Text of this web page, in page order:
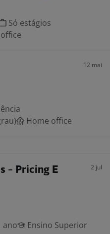
Só estágios
12 mai
Home office
- Pricing E
2 jul
ano
Ensino Superior